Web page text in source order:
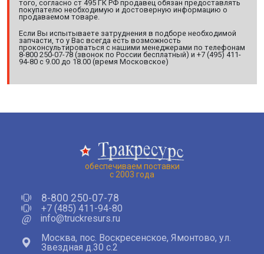
того, согласно ст 495 ГК РФ продавец обязан предоставлять
покупателю необходимую и достоверную информацию о
продаваемом товаре.
Если Вы испытываете затруднения в подборе необходимой
запчасти, то у Вас всегда есть возможность
проконсультироваться с нашими менеджерами по телефонам
8-800 250-07-78 (звонок по России бесплатный) и +7 (495) 411-
94-80 с 9.00 до 18.00 (время Московское)
обеспечиваем поставки
с 2003 года
8-800 250-07-78
+7 (485) 411-94-80
@
info@truckresurs.ru
Москва, пос. Воскресенское, Ямонтово, ул.
Звездная д.30 с.2